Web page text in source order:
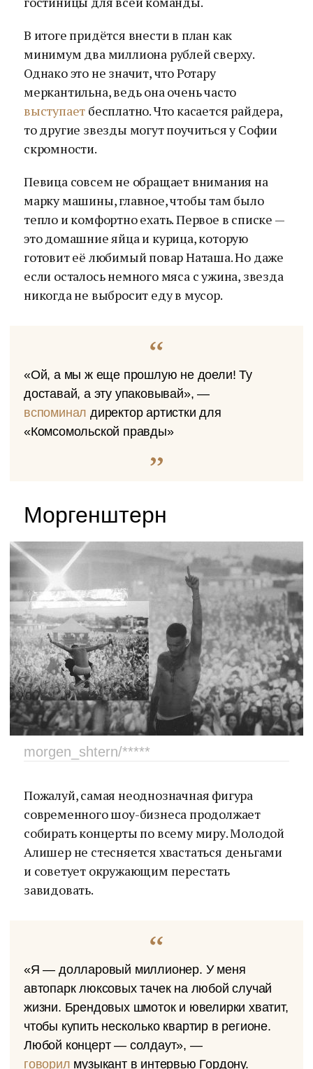
В итоге придётся внести в план как
минимум два миллиона рублей сверху.
Однако это не значит, что Ротару
меркантильна, ведь она очень часто
выступает бесплатно. Что касается райдера,
то другие звезды могут поучиться у Софии
скромности.
Певица совсем не обращает внимания на
марку машины, главное, чтобы там было
тепло и комфортно ехать. Первое в списке —
это домашние яйца и курица, которую
готовит её любимый повар Наташа. Но даже
если осталось немного мяса с ужина, звезда
никогда не выбросит еду в мусор.
«Ой, а мы ж еще прошлую не доели! Ту
доставай, а эту упаковывай», —
вспоминал директор артистки для
«Комсомольской правды»
Моргенштерн
morgen_shtern/*****
Пожалуй, самая неоднозначная фигура
современного шоу-бизнеса продолжает
собирать концерты по всему миру. Молодой
Алишер не стесняется хвастаться деньгами
и советует окружающим перестать
завидовать.
«Я — долларовый миллионер. У меня
автопарк люксовых тачек на любой случай
жизни. Брендовых шмоток и ювелирки хватит,
чтобы купить несколько квартир в регионе.
Любой концерт — солдаут», —
говорил музыкант в интервью Гордону.